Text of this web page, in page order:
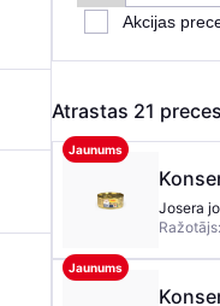
Akcijas
Atrastas 21 preces
Jaunums
Josera
Ražotājs:
Jaunums